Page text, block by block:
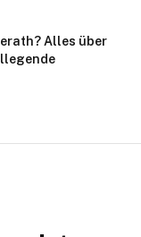
Alles über